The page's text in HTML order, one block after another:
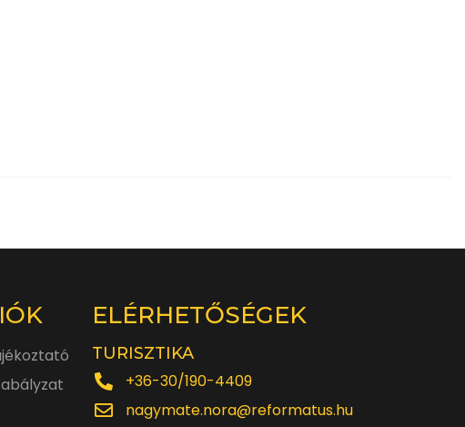
ELÉRHETŐSÉGEK
TURISZTIKA
+36-30/190-4409
nagymate.nora@reformatus.hu